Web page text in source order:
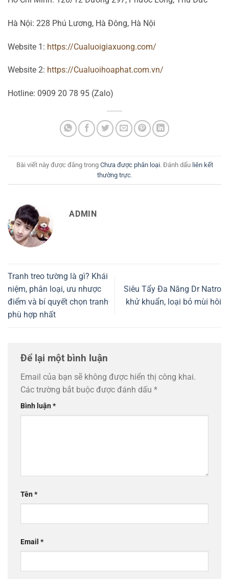
Hà Nội: 228 Phú Lương, Hà Đông, Hà Nội
Website 1: https://Cualuoigiaxuong.com/
Website 2: https://Cualuoihoaphat.com.vn/
Hotline: 0909 20 78 95 (Zalo)
Bài viết này được đăng trong Chưa được phân loại. Đánh dấu liên kết
thường trực.
ADMIN
Tranh treo tường là gì? Khái
niệm, phân loại, ưu nhược
điểm và bí quyết chọn tranh
phù hợp nhất
Siêu Tẩy Đa Năng Dr Natro
khử khuẩn, loại bỏ mùi hôi
Để lại một bình luận
Email của bạn sẽ không được hiển thị công khai.
Các trường bắt buộc được đánh dấu *
Bình luận*
Tên*
Email *